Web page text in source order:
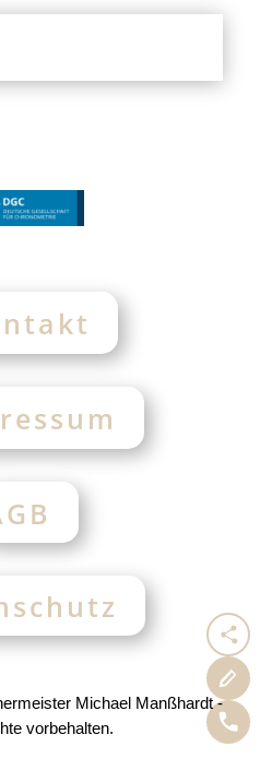
Michael Manßhardt -
vorbehalten.